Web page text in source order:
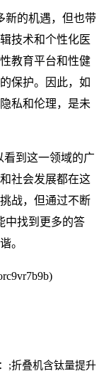
新的机遇，但也带
技术和个性化医
教育平台和性健
保护。因此，如
私和伦理，是未
看到这一领域的广
社会发展都在这
战，但通过不断
中找到更多的答
。
;折叠机含钛量提升